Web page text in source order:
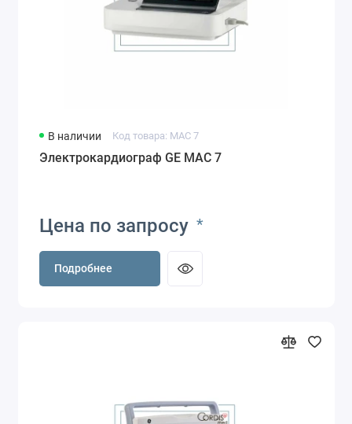
В наличии Код товара: MAC 7
Электрокардиограф GE MAC 7
Цена по запросу *
Подробнее